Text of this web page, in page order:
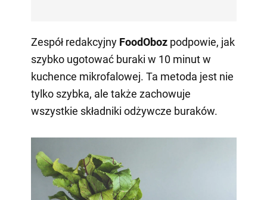
Zespół redakcyjny FoodOboz podpowie, jak
szybko ugotować buraki w 10 minut w
kuchence mikrofalowej. Ta metoda jest nie
tylko szybka, ale także zachowuje
wszystkie składniki odżywcze buraków.